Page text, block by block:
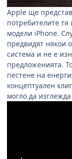
Apple ще
потребителите
модели iPhone.
предвидят някои
система и не е
предложенията.
пестене на
концептуален
могло да